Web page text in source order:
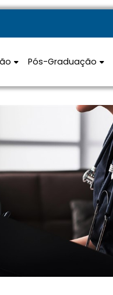
Pós-Graduação